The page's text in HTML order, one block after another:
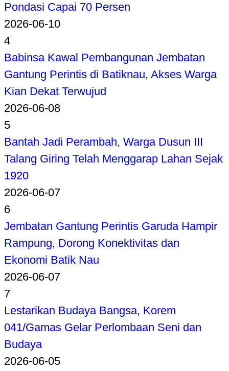
Pondasi Capai 70 Persen
2026-06-10
4
Babinsa Kawal Pembangunan Jembatan
Gantung Perintis di Batiknau, Akses Warga
Kian Dekat Terwujud
2026-06-08
5
Bantah Jadi Perambah, Warga Dusun III
Talang Giring Telah Menggarap Lahan Sejak
1920
2026-06-07
6
Jembatan Gantung Perintis Garuda Hampir
Rampung, Dorong Konektivitas dan
Ekonomi Batik Nau
2026-06-07
7
Lestarikan Budaya Bangsa, Korem
041/Gamas Gelar Perlombaan Seni dan
Budaya
2026-06-05